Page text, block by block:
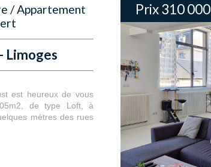
Prix310 000
/ Appartement
Limoges
est heureux de vous
de type Loft, à
mètres des rues